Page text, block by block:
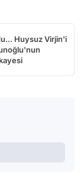
Huysuz Virjin'i